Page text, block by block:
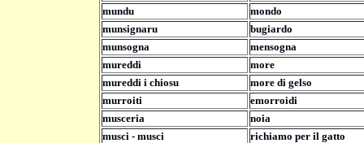
mundu
mondo
munsignaru
bugiardo
munsogna
mensogna
mureddi
more
mureddi i chiosu
more di gelso
murroiti
emorroidi
musceria
noia
musci - musci
richiamo per il gatto